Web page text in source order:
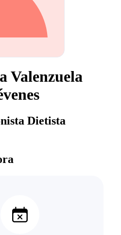
Valenzuela
Dietista